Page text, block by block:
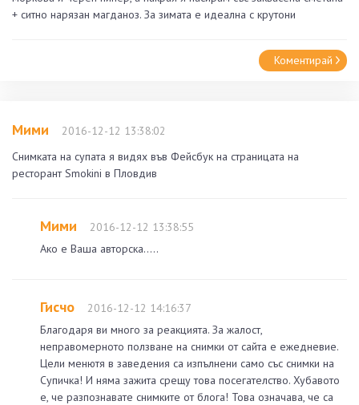
+ ситно нарязан магданоз. За зимата е идеална с крутони
Коментирай
Мими
2016-12-12 13:38:02
Снимката на супата я видях във Фейсбук на страницата на
ресторант Smokini в Пловдив
Мими
2016-12-12 13:38:55
Ако е Ваша авторска.....
Гисчо
2016-12-12 14:16:37
Благодаря ви много за реакцията. За жалост,
неправомерното ползване на снимки от сайта е ежедневие.
Цели менютя в заведения са изпълнени само със снимки на
Супичка! И няма зажита срещу това посегателство. Хубавото
е, че разпознавате снимките от блога! Това означава, че са